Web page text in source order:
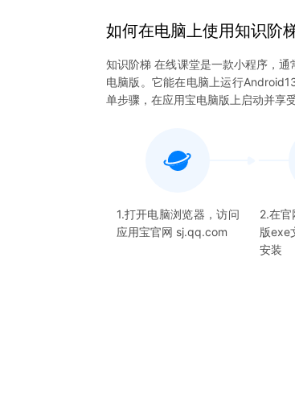
如何在电脑上使用知识阶
知识阶梯 在线课堂是一款小程序，
电脑版。它能在电脑上运行
单步骤，在应用宝电脑版上启动并享
1.打开电脑浏览器，访问
应用宝官网 sj.qq.com
2.在官
版exe
安装